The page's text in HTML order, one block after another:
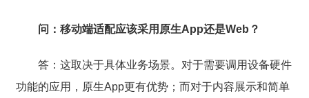
问：移动端适配应该采用原生App还是Web？
答：这取决于具体业务场景。对于需要调用设备硬件
功能的应用，原生App更有优势；而对于内容展示和简单